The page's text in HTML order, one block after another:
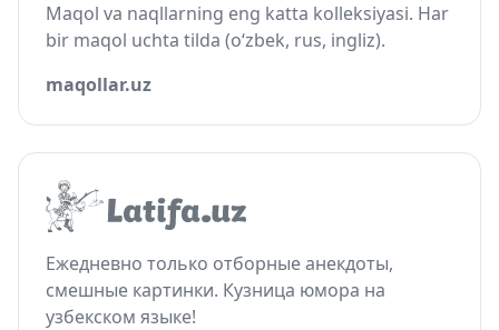
Maqol va naqllarning eng katta kolleksiyasi. Har
bir maqol uchta tilda (o‘zbek, rus, ingliz).
maqollar.uz
Ежедневно только отборные анекдоты,
смешные картинки. Кузница юмора на
узбекском языке!